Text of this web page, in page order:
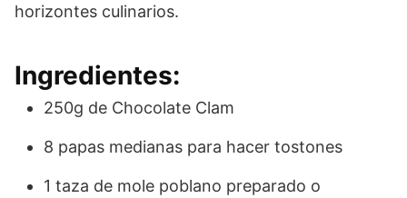
horizontes culinarios.
Ingredientes:
250g de Chocolate Clam
8 papas medianas para hacer tostones
1 taza de mole poblano preparado o